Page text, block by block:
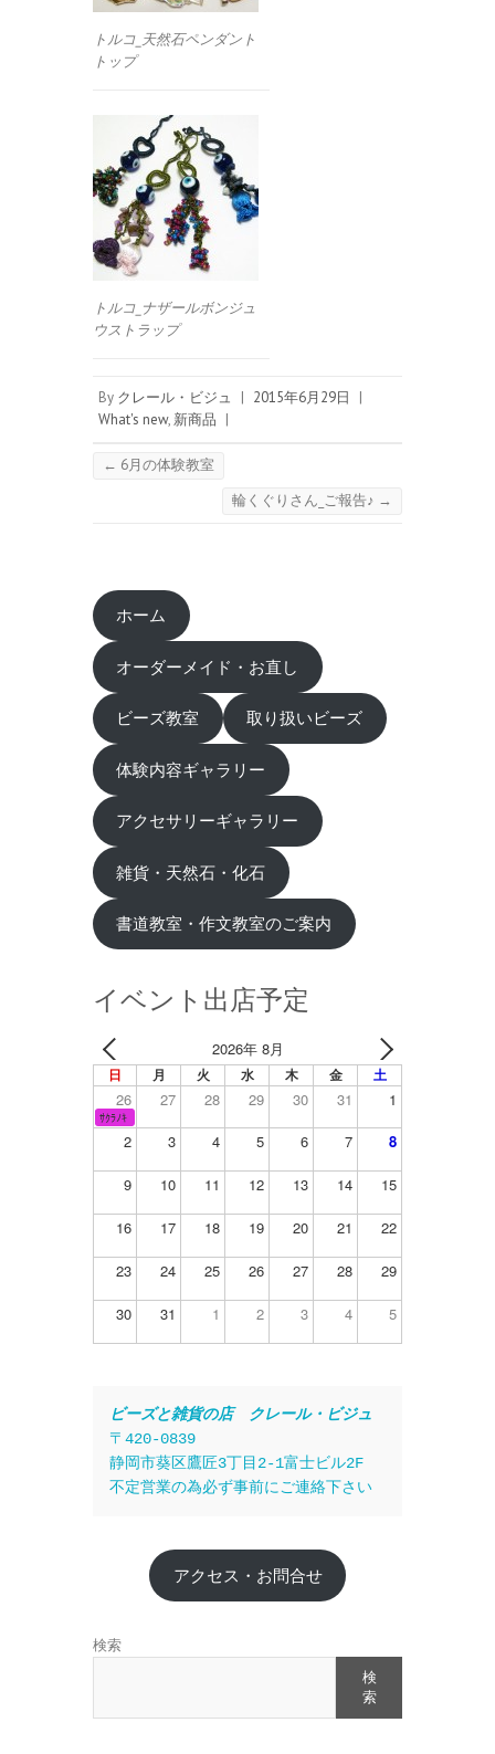
トルコ_天然石ペンダント
トップ
トルコ_ナザールボンジュ
ウストラップ
By クレール・ビジュ | 2015年6月29日
|
What's new, 新商品 |
← 6月の体験教室
輪くぐりさん_ご報告♪ →
ホーム
オーダーメイド・お直し
ビーズ教室 取り扱いビーズ
体験内容ギャラリー
アクセサリーギャラリー
雑貨・天然石・化石
書道教室・作文教室のご案内
イベント出店予定
2026年 8月
日 月 火 水 木 金 土
26 27 28 29 30 31 1
ｻｸﾗﾉｷ
2 3 4 5 6 7 8
9 10 11 12 13 14 15
16 17 18 19 20 21 22
23 24 25 26 27 28 29
30 31 1 2 3 4 5
ビーズと雑貨の店　クレール・ビジュ
〒420-0839
静岡市葵区鷹匠3丁目2-1富士ビル2F
不定営業の為必ず事前にご連絡下さい
アクセス・お問合せ
検索
検
索